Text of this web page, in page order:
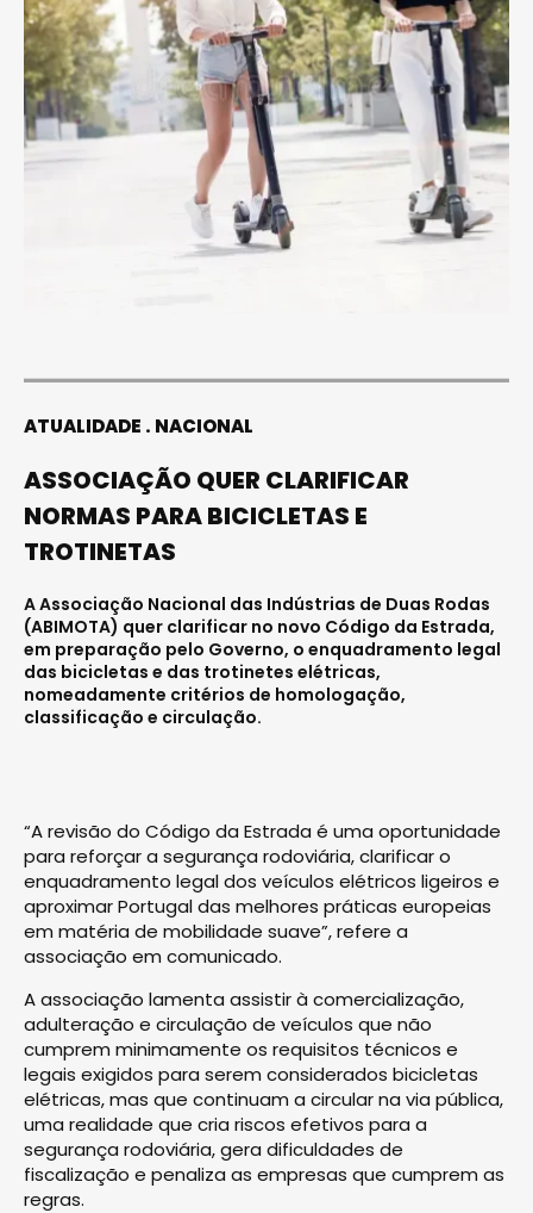
ATUALIDADE NACIONAL
ASSOCIAÇÃO QUER CLARIFICAR
NORMAS PARA BICICLETAS E
TROTINETAS
A Associação Nacional das Indústrias de Duas Rodas
(ABIMOTA) quer clarificar no novo Código da Estrada,
em preparação pelo Governo, o enquadramento legal
das bicicletas e das trotinetes elétricas,
nomeadamente critérios de homologação,
classificação e circulação.
“A revisão do Código da Estrada é uma oportunidade
para reforçar a segurança rodoviária, clarificar o
enquadramento legal dos veículos elétricos ligeiros e
aproximar Portugal das melhores práticas europeias
em matéria de mobilidade suave”, refere a
associação em comunicado.
A associação lamenta assistir à comercialização,
adulteração e circulação de veículos que não
cumprem minimamente os requisitos técnicos e
legais exigidos para serem considerados bicicletas
elétricas, mas que continuam a circular na via pública,
uma realidade que cria riscos efetivos para a
segurança rodoviária, gera dificuldades de
fiscalização e penaliza as empresas que cumprem as
regras.